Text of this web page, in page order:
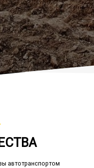
автотранспортом